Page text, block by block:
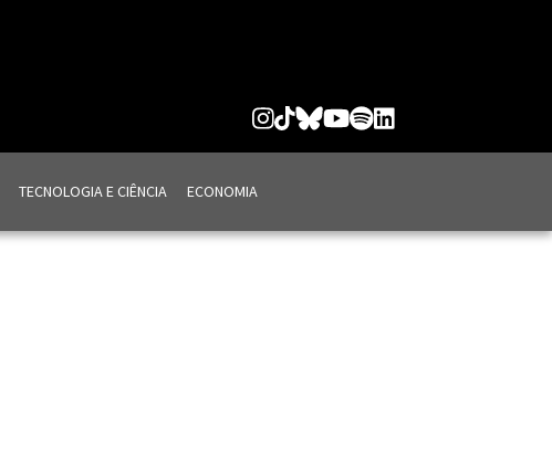
TECNOLOGIA E CIÊNCIA ECONOMIA